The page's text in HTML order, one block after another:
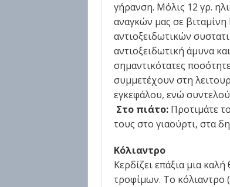
γήρανση. Μόλις 12 γρ.
αναγκών μας σε
αντιοξειδωτικών
αντιοξειδωτική άμυνα
σημαντικότατες
συμμετέχουν στη
εγκεφάλου, ενώ
Στο πιάτο:Προτιμάτε
τους στο γιαούρτι, στα
Κόλιαντρο
Κερδίζει επάξια μια
τροφίμων. Το κόλιαντρο